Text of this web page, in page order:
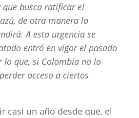
que busca ratificar el
de otra manera la
A esta urgencia se
entró en vigor el pasado
lo que, si Colombia no lo
acceso a ciertos
casi un año desde que, el